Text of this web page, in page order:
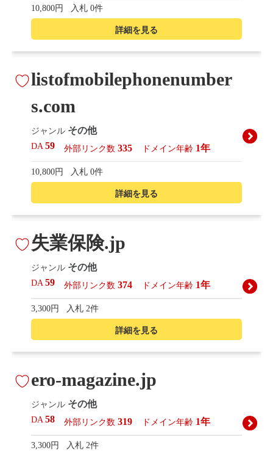
詳細を見る
10,800円 入札 0件
詳細を見る
listofmobilephonenumber
s.com
ジャンル その他
DA59 外部リンク数 335 ドメイン年齢 1年
10,800円 入札 0件
詳細を見る
失業保険.jp
ジャンル その他
DA59 外部リンク数 374 ドメイン年齢 1年
3,300円 入札 2件
ero-magazine.jp
ジャンル その他
DA58 外部リンク数 319 ドメイン年齢 1年
3,300円 入札 2件